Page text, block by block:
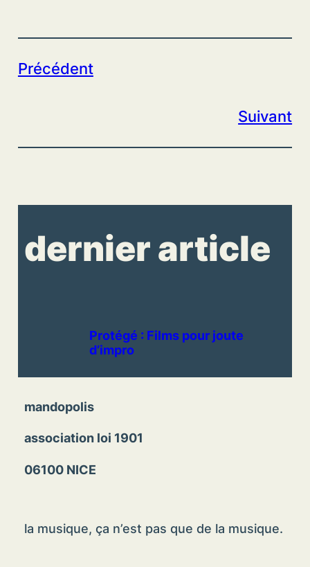
Précédent
Suivant
dernier article
Protégé : Films pour joute
d’impro
mandopolis
association loi 1901
06100 NICE
la musique, ça n’est pas que de la musique.